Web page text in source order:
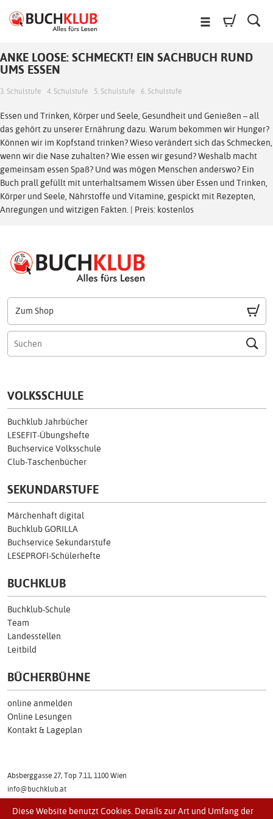
Diese Website benutzt Cookies. Details zur Art und Umfang der
ANKE LOOSE: SCHMECKT! EIN SACHBUCH RUND
UMS ESSEN
3. Schulstufe 4. Schulstufe 5. Schulstufe 6. Schulstufe
Essen und Trinken, Körper und Seele, Gesundheit und Genießen – all
das gehört zu unserer Ernährung dazu. Warum bekommen wir Hunger?
Können wir im Kopfstand trinken? Wieso verändert sich das Schmecken,
wenn wir die Nase zuhalten? Wie essen wir gesund? Weshalb macht
gemeinsam essen Spaß? Und was mögen Menschen anderswo? Ein
Buch prall gefüllt mit unterhaltsamem Wissen über Essen und Trinken,
Körper und Seele, Nährstoffe und Vitamine, gespickt mit Rezepten,
Anregungen und witzigen Fakten. | Preis: kostenlos
Zum Shop
VOLKSSCHULE
Buchklub Jahrbücher
LESEFIT-Übungshefte
Buchservice Volksschule
Club-Taschenbücher
SEKUNDARSTUFE
Märchenhaft digital
Buchklub GORILLA
Buchservice Sekundarstufe
LESEPROFI-Schülerhefte
BUCHKLUB
Buchklub-Schule
Team
Landesstellen
Leitbild
BÜCHERBÜHNE
online anmelden
Online Lesungen
Kontakt & Lageplan
Absberggasse 27, Top 7.11, 1100 Wien
info@buchklub.at